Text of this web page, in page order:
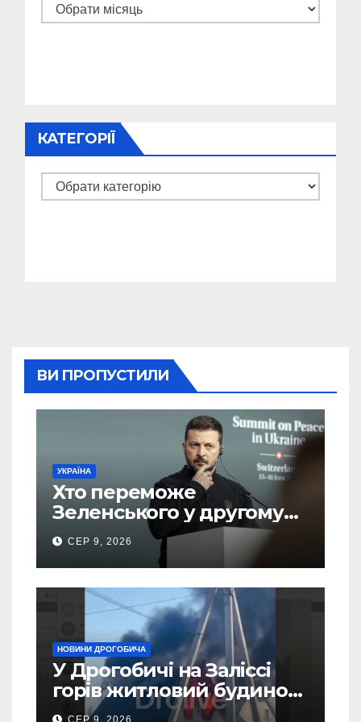
Архіви
КАТЕГОРІЇ
Категорії
ВИ ПРОПУСТИЛИ
УКРАЇНА
Хто переможе
Зеленського у другому
турі виборів президента
України – новий рейтинг
SOCIS
СЕР 9, 2026
НОВИНИ ДРОГОБИЧА
У Дрогобичі на Заліссі
горів житловий будинок
(Відео)
СЕР 9, 2026